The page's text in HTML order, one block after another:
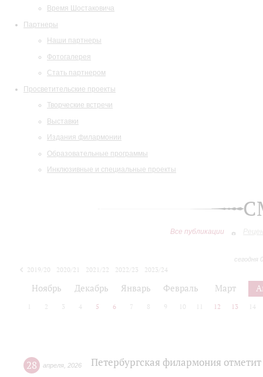
Время Шостаковича
Партнеры
Наши партнеры
Фотогалерея
Стать партнером
Просветительские проекты
Творческие встречи
Выставки
Издания филармонии
Образовательные программы
Инклюзивные и специальные проекты
Все публикации
сегодня
2019/20 2020/21 2021/22 2022/23
2023/24
Ноябрь Декабрь Январь Февраль Март
2 3 4 5 6 7 8 9 10 12 13 14
28 апреля 2026 Петербургская филармония